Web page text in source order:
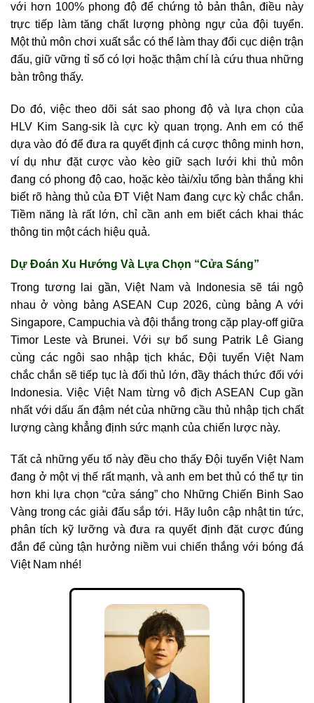
với hơn 100% phong độ để chứng tỏ bản thân, điều này
trực tiếp làm tăng chất lượng phòng ngự của đội tuyển.
Một thủ môn chơi xuất sắc có thể làm thay đổi cục diện trận
đấu, giữ vững tỉ số có lợi hoặc thậm chí là cứu thua những
bàn trông thấy.
Do đó, việc theo dõi sát sao phong độ và lựa chọn của
HLV Kim Sang-sik là cực kỳ quan trọng. Anh em có thể
dựa vào đó để đưa ra quyết định cá cược thông minh hơn,
ví dụ như đặt cược vào kèo giữ sạch lưới khi thủ môn
đang có phong độ cao, hoặc kèo tài/xỉu tổng bàn thắng khi
biết rõ hàng thủ của ĐT Việt Nam đang cực kỳ chắc chắn.
Tiềm năng là rất lớn, chỉ cần anh em biết cách khai thác
thông tin một cách hiệu quả.
Dự Đoán Xu Hướng Và Lựa Chọn “Cửa Sáng”
Trong tương lai gần, Việt Nam và Indonesia sẽ tái ngộ
nhau ở vòng bảng ASEAN Cup 2026, cùng bảng A với
Singapore, Campuchia và đội thắng trong cặp play-off giữa
Timor Leste và Brunei. Với sự bổ sung Patrik Lê Giang
cùng các ngôi sao nhập tịch khác, Đội tuyển Việt Nam
chắc chắn sẽ tiếp tục là đối thủ lớn, đầy thách thức đối với
Indonesia. Việc Việt Nam từng vô địch ASEAN Cup gần
nhất với dấu ấn đậm nét của những cầu thủ nhập tịch chất
lượng càng khẳng định sức mạnh của chiến lược này.
Tất cả những yếu tố này đều cho thấy Đội tuyển Việt Nam
đang ở một vị thế rất mạnh, và anh em bet thủ có thể tự tin
hơn khi lựa chọn “cửa sáng” cho Những Chiến Binh Sao
Vàng trong các giải đấu sắp tới. Hãy luôn cập nhật tin tức,
phân tích kỹ lưỡng và đưa ra quyết định đặt cược đúng
đắn để cùng tận hưởng niềm vui chiến thắng với bóng đá
Việt Nam nhé!